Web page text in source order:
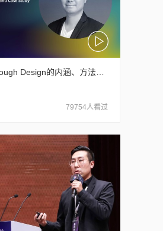
79754人看过